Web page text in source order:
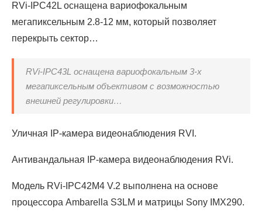
RVi-IPC42L оснащена вариофокальным
мегапиксельным 2.8-12 мм, который позволяет
перекрыть сектор…
RVi-IPC43L оснащена вариофокальным 3-х
мегапиксельным объективом с возможностью
внешней регулировки…
Уличная IP-камера видеонаблюдения RVI.
Антивандальная IP-камера видеонаблюдения RVi.
Модель RVi-IPC42M4 V.2 выполнена на основе
процессора Ambarella S3LM и матрицы Sony IMX290.